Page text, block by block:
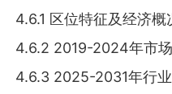
4.6.1 区位特征及经济概
4.6.2 2019-2024年市
4.6.3 2025-2031年行